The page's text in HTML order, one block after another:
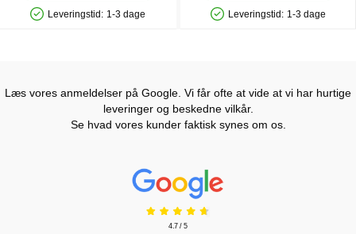
Produkttilgængelighed: På lager
Leveringstid: 1-3 dage
Produkttilgængelighed: På lager
Leveringstid: 1-3 dage
Læs vores anmeldelser på Google. Vi får ofte at vide at vi har hurtige
leveringer og beskedne vilkår.
Se hvad vores kunder faktisk synes om os.
Prisjakt Anmeldelser: 4.7 Stjerne
4.7 / 5